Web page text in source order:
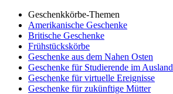
Geschenkkörbe-Themen
Amerikanische Geschenke
Britische Geschenke
Frühstückskörbe
Geschenke aus dem Nahen Osten
Geschenke für Studierende im Ausland
Geschenke für virtuelle Ereignisse
Geschenke für zukünftige Mütter